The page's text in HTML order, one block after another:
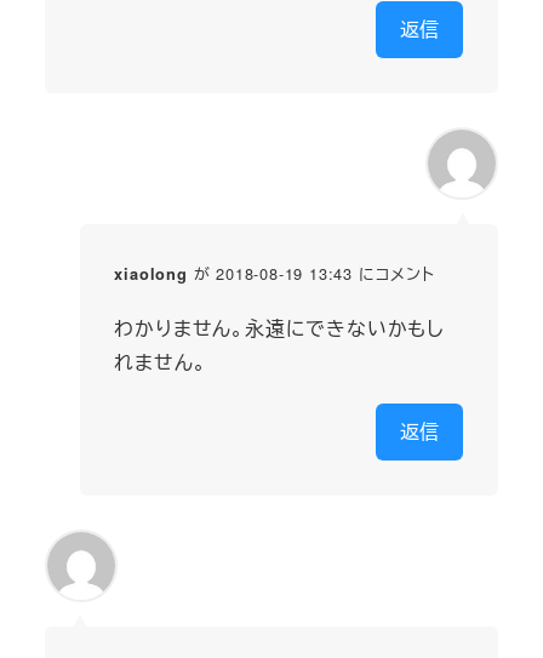
返信
xiaolong が 2018-08-19 13:43 にコメント
わかりません。永遠にできないかもし
れません。
返信